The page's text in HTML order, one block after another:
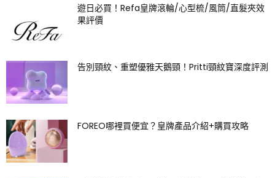
遊日必買！Refa皇牌滾輪/心型梳/風筒/直髮夾效
果評價
告別頸紋、重塑優雅天鵝頸！Pritti頸紋寶深度評測
FOREO哪裡買便宜？皇牌產品介紹+購買攻略